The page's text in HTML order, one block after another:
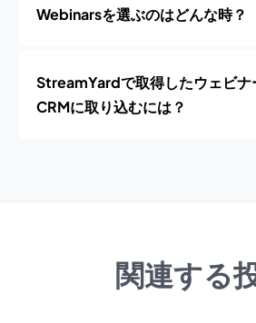
Webinarsを選ぶのはどんな時？
StreamYardで取得したウェビナ
CRMに取り込むには？
関連する